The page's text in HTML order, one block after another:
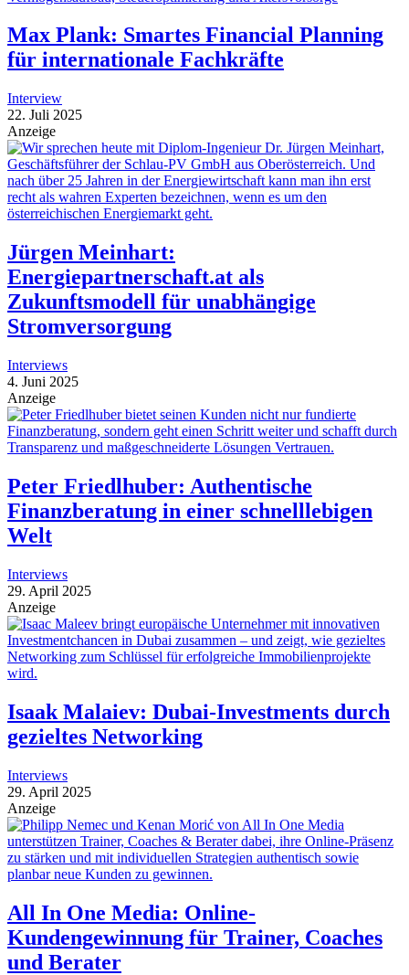
Max Plank: Smartes Financial Planning
für internationale Fachkräfte
Interview
22. Juli 2025
Anzeige
Jürgen Meinhart:
Energiepartnerschaft.at als
Zukunftsmodell für unabhängige
Stromversorgung
Interviews
4. Juni 2025
Anzeige
Peter Friedlhuber: Authentische
Finanzberatung in einer schnelllebigen
Welt
Interviews
29. April 2025
Anzeige
Isaak Malaiev: Dubai-Investments durch
gezieltes Networking
Interviews
29. April 2025
Anzeige
All In One Media: Online-
Kundengewinnung für Trainer, Coaches
und Berater